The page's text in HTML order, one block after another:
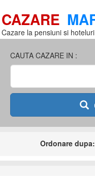
CAZARE
Cazare la pensiuni si
CAUTA CAZARE IN :
Ordonare dupa: